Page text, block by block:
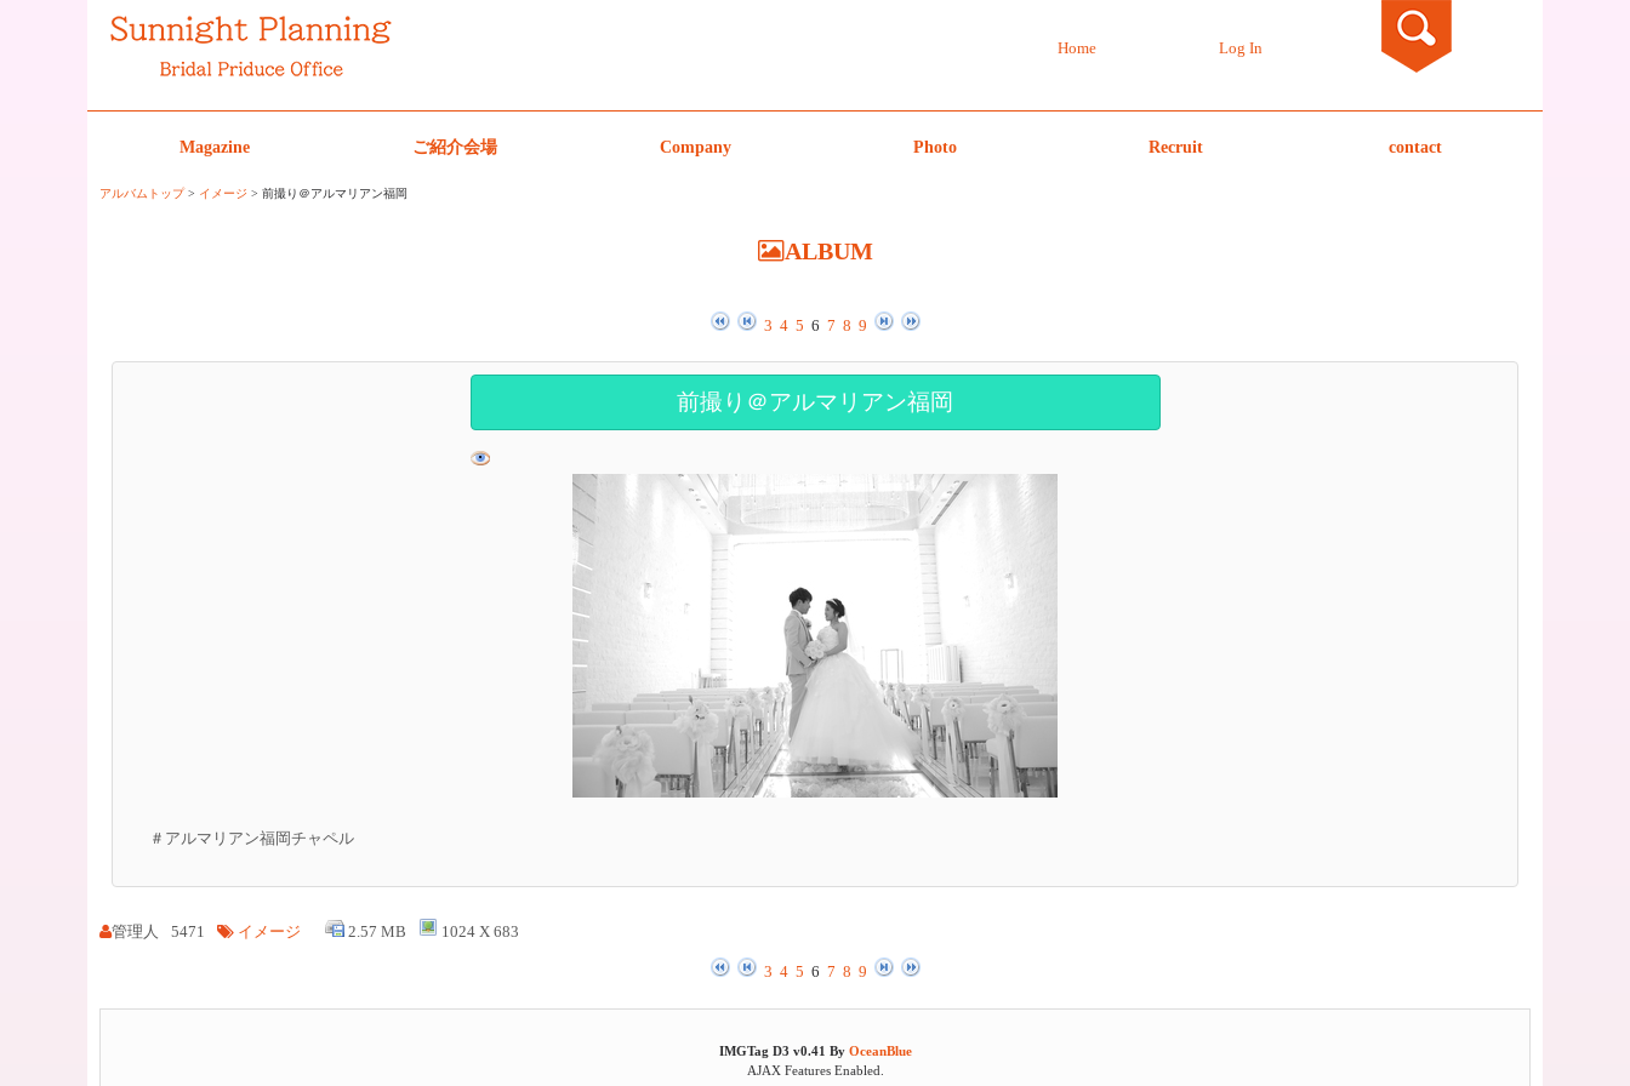
Home Log In
Magazine ご紹介会場 Company Photo Recruit contact
アルバムトップ> イメージ > 前撮り＠アルマリアン福岡
ALBUM
3 4 5 6 7 8 9
前撮り＠アルマリアン福岡
＃アルマリアン福岡チャペル
管理人 5471 イメージ 2.57 MB 1024 X 683
3 4 5 6 7 8 9
IMGTag D3 v0.41 By OceanBlue
AJAX Features Enabled.